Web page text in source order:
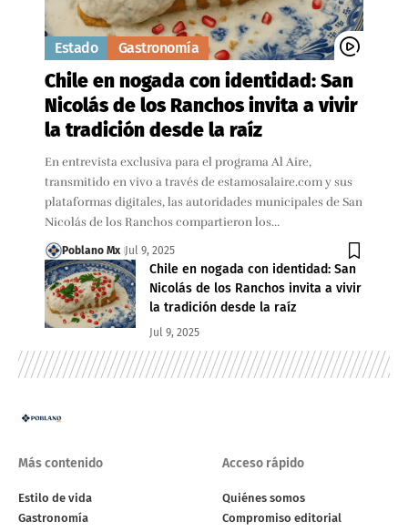
Estado Gastronomía
Chile en nogada con identidad: San
Nicolás de los Ranchos invita a vivir
la tradición desde la raíz
En entrevista exclusiva para el programa Al Aire,
transmitido en vivo a través de estamosalaire.com y sus
plataformas digitales, las autoridades municipales de San
Nicolás de los Ranchos compartieron los…
Poblano Mx Jul 9, 2025
Chile en nogada con identidad: San
Nicolás de los Ranchos invita a vivir
la tradición desde la raíz
Jul 9, 2025
Más contenido
Estilo de vida
Gastronomía
Acceso rápido
Quiénes somos
Compromiso editorial